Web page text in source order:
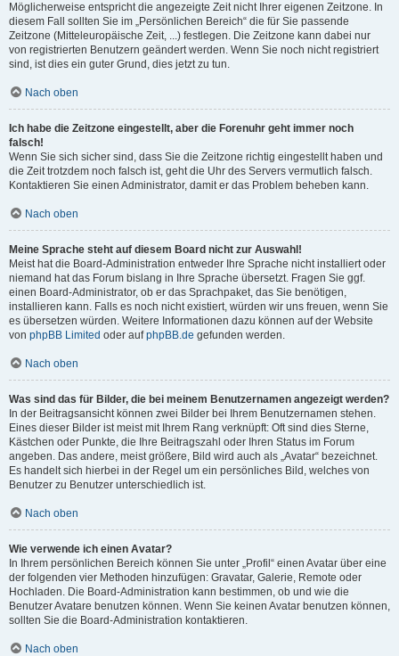
Möglicherweise entspricht die angezeigte Zeit nicht Ihrer eigenen Zeitzone. In
diesem Fall sollten Sie im „Persönlichen Bereich“ die für Sie passende
Zeitzone (Mitteleuropäische Zeit, ...) festlegen. Die Zeitzone kann dabei nur
von registrierten Benutzern geändert werden. Wenn Sie noch nicht registriert
sind, ist dies ein guter Grund, dies jetzt zu tun.
Nach oben
Ich habe die Zeitzone eingestellt, aber die Forenuhr geht immer noch
falsch!
Wenn Sie sich sicher sind, dass Sie die Zeitzone richtig eingestellt haben und
die Zeit trotzdem noch falsch ist, geht die Uhr des Servers vermutlich falsch.
Kontaktieren Sie einen Administrator, damit er das Problem beheben kann.
Nach oben
Meine Sprache steht auf diesem Board nicht zur Auswahl!
Meist hat die Board-Administration entweder Ihre Sprache nicht installiert oder
niemand hat das Forum bislang in Ihre Sprache übersetzt. Fragen Sie ggf.
einen Board-Administrator, ob er das Sprachpaket, das Sie benötigen,
installieren kann. Falls es noch nicht existiert, würden wir uns freuen, wenn Sie
es übersetzen würden. Weitere Informationen dazu können auf der Website
von phpBB Limited oder aufphpBB.de gefunden werden.
Nach oben
Was sind das für Bilder, die bei meinem Benutzernamen angezeigt werden?
In der Beitragsansicht können zwei Bilder bei Ihrem Benutzernamen stehen.
Eines dieser Bilder ist meist mit Ihrem Rang verknüpft: Oft sind dies Sterne,
Kästchen oder Punkte, die Ihre Beitragszahl oder Ihren Status im Forum
angeben. Das andere, meist größere, Bild wird auch als „Avatar“ bezeichnet.
Es handelt sich hierbei in der Regel um ein persönliches Bild, welches von
Benutzer zu Benutzer unterschiedlich ist.
Nach oben
Wie verwende ich einen Avatar?
In Ihrem persönlichen Bereich können Sie unter „Profil“ einen Avatar über eine
der folgenden vier Methoden hinzufügen: Gravatar, Galerie, Remote oder
Hochladen. Die Board-Administration kann bestimmen, ob und wie die
Benutzer Avatare benutzen können. Wenn Sie keinen Avatar benutzen können,
sollten Sie die Board-Administration kontaktieren.
Nach oben